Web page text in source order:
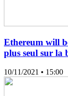
Ethereum will
plus seul sur la
10/11/2021 • 15:00